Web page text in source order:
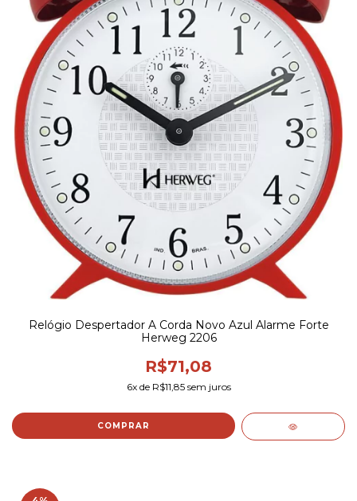
Relógio Despertador A Corda Novo Azul Alarme Forte
Herweg 2206
R$71,08
6x de R$11,85sem juros
COMPRAR